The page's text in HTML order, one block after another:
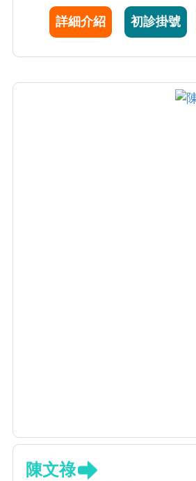
塑型術有研究的醫師之一。對
產兒視網膜病變，更也累積 20
試驗，並發表國際論文。
詳細介紹 初診掛號
陳文祿